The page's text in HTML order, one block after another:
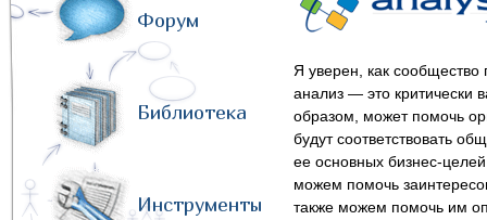
Форум
Библиотека
Инструменты
Я уверен, как сообщество
анализ — это критически
образом, может помочь
будут соответствовать
ее основных бизнес-
можем помочь
также можем помочь им